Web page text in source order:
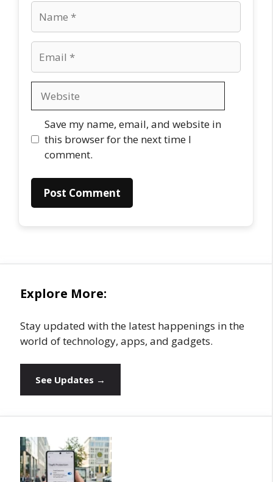
Save my name, email, and website in
this browser for the next time I
comment.
Explore More:
Stay updated with the latest happenings in the
world of technology, apps, and gadgets.
See Updates →